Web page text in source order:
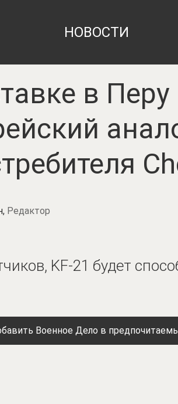
НОВОСТИ
в Перу
Редактор
KF-21 будет
Военное Дело в